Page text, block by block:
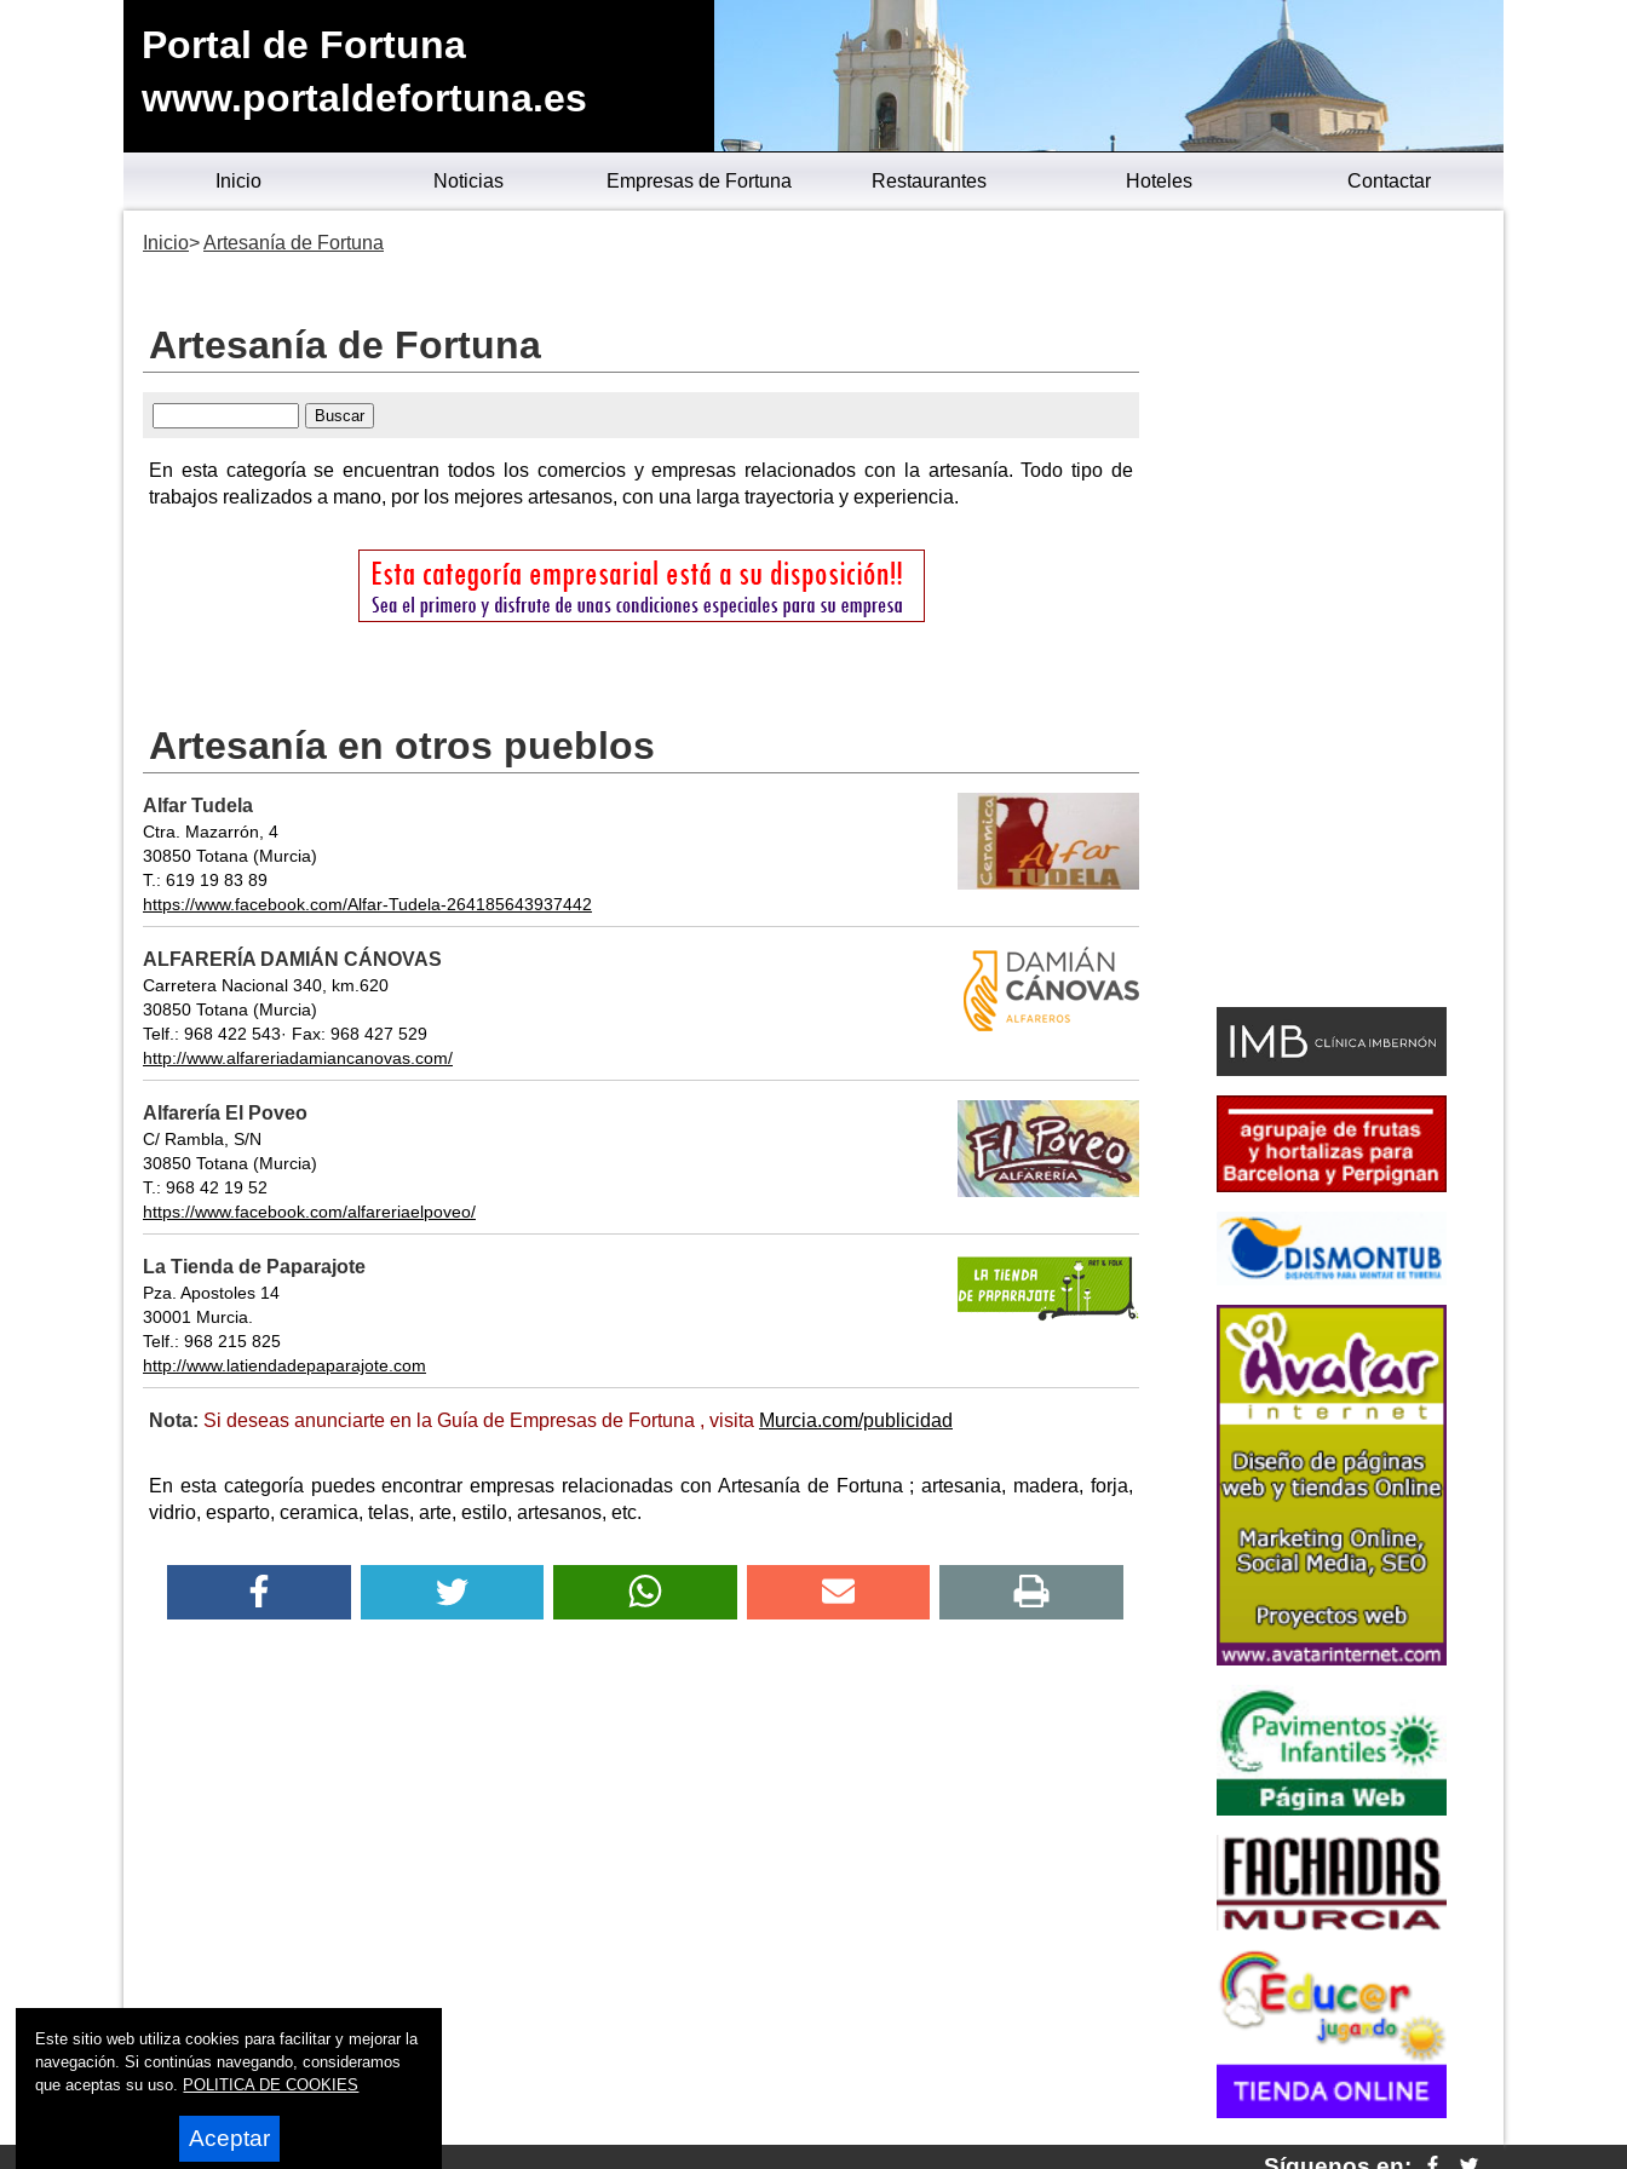
Portal de Fortuna
www.portaldefortuna.es
Inicio Noticias Empresas de Fortuna Restaurantes Hoteles Contactar
Inicio Artesanía de Fortuna
Artesanía de Fortuna
En esta categoría se encuentran todos los comercios y empresas relacionados con la artesanía. Todo tipo de
trabajos realizados a mano, por los mejores artesanos, con una larga trayectoria y experiencia.
Artesanía en otros pueblos
Alfar Tudela
Ctra. Mazarrón, 4
30850 Totana (Murcia)
T.: 619 19 83 89
https://www.facebook.com/Alfar-Tudela-264185643937442
ALFARERÍA DAMIÁN CÁNOVAS
Carretera Nacional 340, km.620
30850 Totana (Murcia)
Telf.: 968 422 543· Fax: 968 427 529
http://www.alfareriadamiancanovas.com/
Alfarería El Poveo
C/ Rambla, S/N
30850 Totana (Murcia)
T.: 968 42 19 52
https://www.facebook.com/alfareriaelpoveo/
La Tienda de Paparajote
Pza. Apostoles 14
30001 Murcia.
Telf.: 968 215 825
http://www.latiendadepaparajote.com
Nota: Si deseas anunciarte en la Guía de Empresas de Fortuna , visita Murcia.com/publicidad
En esta categoría puedes encontrar empresas relacionadas con Artesanía de Fortuna ; artesania, madera, forja,
vidrio, esparto, ceramica, telas, arte, estilo, artesanos, etc.
Este sitio web utiliza cookies para facilitar y mejorar la
navegación. Si continúas navegando, consideramos
que aceptas su uso. POLITICA DE COOKIES
Aceptar